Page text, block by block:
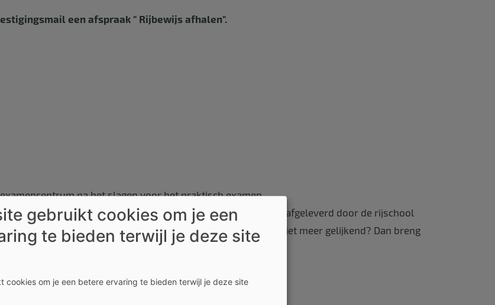
een afspraak " Rijbewijs afhalen".
na het slagen voor het praktisch examen
bekwaamheidsattest/getuigschrift van 4 uur onderricht, afgeleverd door de rijschool
gebruikt voor jouw rijbewijs. Is die foto niet meer recent of niet meer gelijkend? Dan breng
afhalen door een derde met een
volmacht.
gebruikt cookies om je een
te bieden terwijl je deze site
cookies om je een betere ervaring te bieden terwijl je deze site